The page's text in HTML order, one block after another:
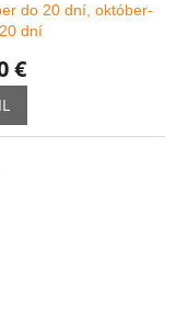
do 20 dní, október-
dní
€